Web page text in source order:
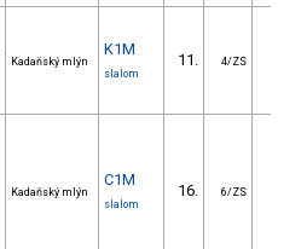
Kadaňský mlýn
K1M
slalom
11. 4/ZS
Kadaňský mlýn
C1M
slalom
16. 6/ZS